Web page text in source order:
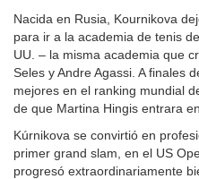
Nacida en Rusia, Kournikova
para ir a la academia de tenis
UU. – la misma academia que
Seles y Andre Agassi. A finales
mejores en el ranking mundial
de que Martina Hingis entrara
Kúrnikova se convirtió en
primer grand slam, en el US
progresó extraordinariamente